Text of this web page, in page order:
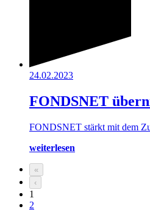
24.02.2023
FONDSNET
FONDSNET stärkt mit dem
weiterlesen
«
‹
1
2